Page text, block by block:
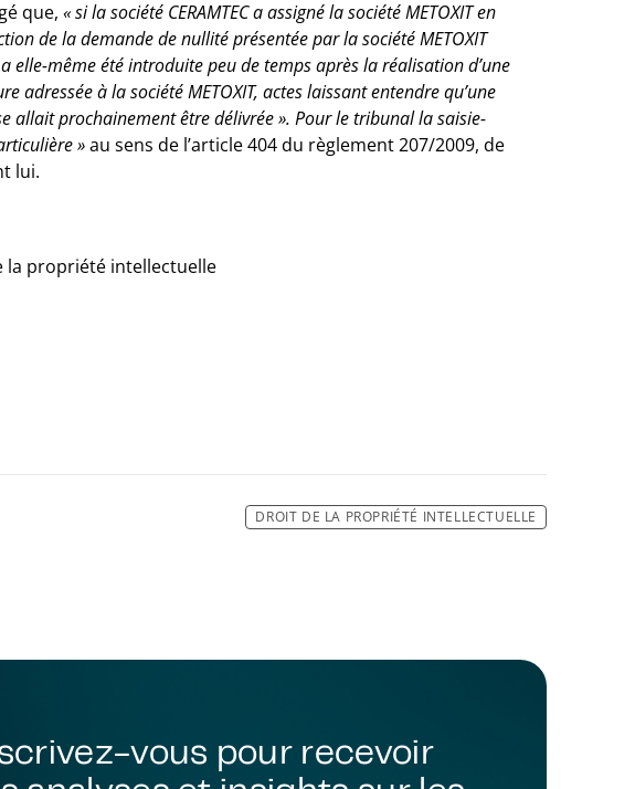
que,« si la société CERAMTEC a assigné la société METOXIT en
de la demande de nullité présentée par la société METOXIT
elle-même été introduite peu de temps après la réalisation d’une
adressée à la société METOXIT, actes laissant entendre qu’une
allait prochainement être délivrée ». Pour le tribunal la saisie-
»au sens de l’article 404 du règlement 207/2009, de
lui.
la propriété intellectuelle
DROIT DE LA PROPRIÉTÉ INTELLECTUELLE
vous pour recevoir